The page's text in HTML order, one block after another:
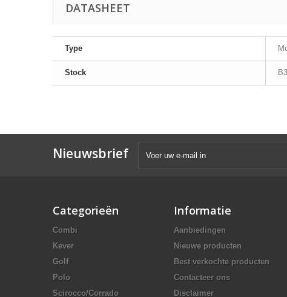
DATASHEET
Type
Stock
Nieuwsbrief
Categorieën
Combi
Kever
Golf
Polo
Scirocco/Corrado
Informatie
Aanbiedingen
Nieuwe producten
Best verkochte producten
Contacteer ons
Disclaimer